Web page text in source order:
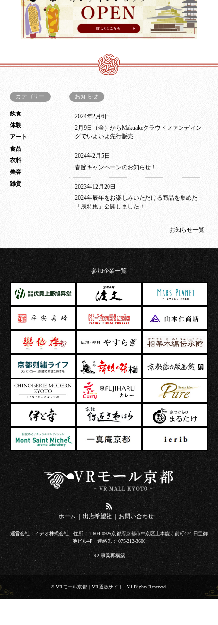
カテゴリー
飲食
体験
アート
食品
衣料
美容
雑貨
お知らせ
2024年2月6日
2月9日（金）からMakuakeクラウドファンディン
グでいよいよ先行販売
2024年2月5日
春節キャンペーンのお知らせ！
2023年12月20日
2024年辰年をお楽しみいただける商品を集めた
「辰特集」公開しました！
お知らせ一覧
参加企業一覧
RSS
ホーム
出店希望社 お問い合わせ
運営会社：イデオ株式会社 住所：〒604-0925京都府京都市中京区上本能寺前町474 日宝御
池ビル4F 連絡先： 075-212-3600
R2 事業再構築
© VRモール京都｜VR通販サイト . All Rights Reserved.